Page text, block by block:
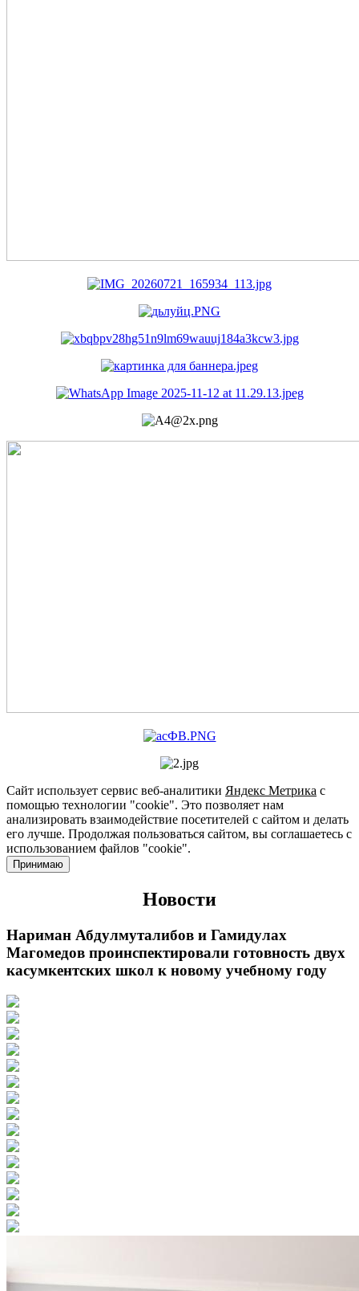
Сайт использует сервис веб-аналитики Яндекс Метрика с
помощью технологии "cookie". Это позволяет нам
анализировать взаимодействие посетителей с сайтом и делать
его лучше. Продолжая пользоваться сайтом, вы соглашаетесь с
использованием файлов "cookie".
Принимаю
Новости
Нариман Абдулмуталибов и Гамидулах
Магомедов проинспектировали готовность двух
касумкентских школ к новому учебному году